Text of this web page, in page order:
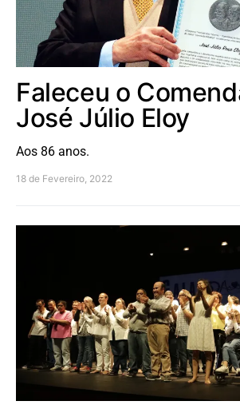
Faleceu o
José Júlio Eloy
Aos 86 anos.
18 de Fevereiro, 2022